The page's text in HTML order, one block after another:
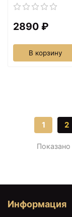
2890 ₽
В корзину
1 2
Информация